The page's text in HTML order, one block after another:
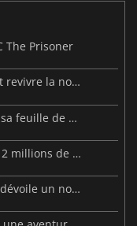
The Prisoner
ReStory : Chill Electronics Repairs fait revivre la nostalgie des années 2000
MARVEL Tōkon dévoile ses débuts et sa feuille de route
Resident Evil: Veronica dépasse déjà 2 millions de wishlists
Beast of Reincarnation : Game Freak dévoile un nouveau pari